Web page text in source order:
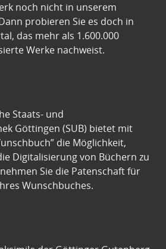
noch nicht in unserem
probieren Sie es doch in
das mehr als 1.600.000
Werke nachweist.
Staats- und
Göttingen (SUB) bietet mit
die Möglichkeit,
Digitalisierung von Büchern zu
Sie die Patenschaft für
Wunschbuches.